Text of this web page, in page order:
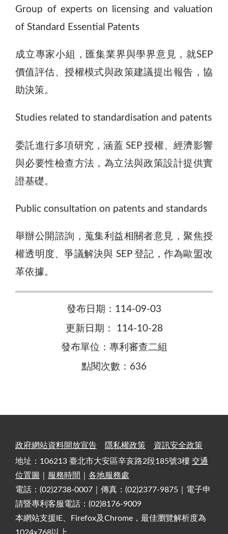
Group of experts on licensing and valuation
of Standard Essential Patents
成立專家小組，匯集業界與學界意見，就SEP
價值評估、授權模式與政策建議提出報告，協
助決策。
Studies related to standardisation and patents
委託進行多項研究，涵蓋 SEP 授權、經濟影響
與必要性檢查方法，為立法與政策設計提供實
證基礎。
Public consultation on patents and standards
舉辦公開諮詢，蒐集利益相關者意見，聚焦授
權透明度、爭議解決與 SEP 登記，作為歐盟改
革依據。
發布日期：114-09-03
更新日期： 114-10-28
發布單位：專利審查二組
點閱次數：636
政府網站資料開放宣告 隱私權政策
資訊安全政策
地址：106213 臺北市大安區辛亥路2段185號3樓 交通
位置圖
服務時間
各地服務處
電話：(02)2738-0007｜傳真：(02)2377-9875｜電子申
請暨專利客服電話：(02)8176-9009
本網站支援IE、Firefox及Chrome，最佳瀏覽解析度為